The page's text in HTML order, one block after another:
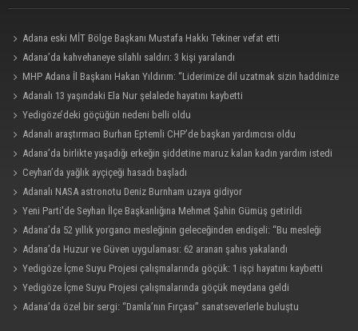
Adana eski MİT Bölge Başkanı Mustafa Hakkı Tekiner vefat etti
Adana’da kahvehaneye silahlı saldırı: 3 kişi yaralandı
MHP Adana İl Başkanı Hakan Yıldırım: “Liderimize dil uzatmak sizin haddinize
değildir”
Adanalı 13 yaşındaki Ela Nur şelalede hayatını kaybetti
Yedigöze’deki göçüğün nedeni belli oldu
Adanalı araştırmacı Burhan Eptemli CHP’de başkan yardımcısı oldu
Adana’da birlikte yaşadığı erkeğin şiddetine maruz kalan kadın yardım istedi
Ceyhan’da yağlık ayçiçeği hasadı başladı
Adanalı NASA astronotu Deniz Burnham uzaya gidiyor
Yeni Parti'de Seyhan İlçe Başkanlığına Mehmet Şahin Gümüş getirildi
Adana’da 52 yıllık yorgancı mesleğinin geleceğinden endişeli: “Bu mesleği
çocuğuma bile öğretemedim”
Adana’da Huzur ve Güven uygulaması: 62 aranan şahıs yakalandı
Yedigöze İçme Suyu Projesi çalışmalarında göçük: 1 işçi hayatını kaybetti
Yedigöze İçme Suyu Projesi çalışmalarında göçük meydana geldi
Adana’da özel bir sergi: “Damla’nın Fırçası” sanatseverlerle buluştu